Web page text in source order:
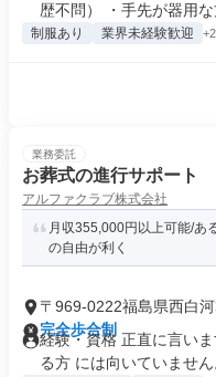
歴不問） ・手先が器用な
制服あり 業界未経験歓迎
業務委託
お葬式の進行サポート
アルファクラブ株式会社
月収355,000円以上可能/あ
の自由が利く
〒969-0222福島県西白
完全歩合制
経験・資格 正直に言い
る方 には向いていません